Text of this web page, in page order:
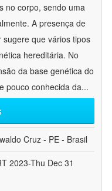
no corpo, sendo uma
A presença de
que vários tipos
hereditária. No
da base genética do
pouco conhecida da...
Cruz - PE - Brasil
2023-Thu Dec 31